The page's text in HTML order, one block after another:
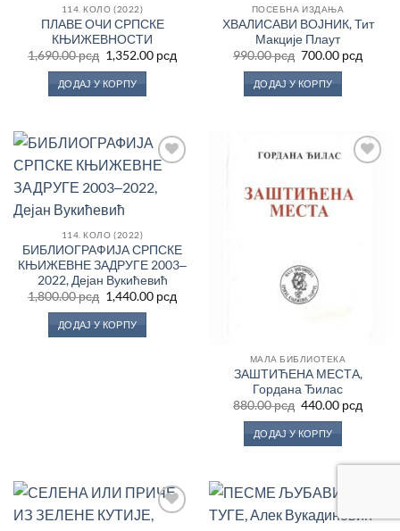
Листу
жеља
114. КОЛО (2022)
ПЛАВЕ ОЧИ СРПСКЕ
КЊИЖЕВНОСТИ
1,690.00рсд Оригинална
цена
је
била:
1,690.00 рсд.
1,352.00 рсд
цена
ДОДАЈ У КОРПУ
Листу
жеља
ПОСЕБНА ИЗДАЊА
ХВАЛИСАВИ ВОЈНИК, Тит
Макције Плаут
990.00рсд Оригинална
је
била:
990.00 рсд.
700.00 рсд
цена
ДОДАЈ У КОРПУ
114. КОЛО (2022)
БИБЛИОГРАФИЈА СРПСКЕ
КЊИЖЕВНЕ ЗАДРУГЕ 2003‒
2022, Дејан Вукићевић
1,800.00рсд Оригинална
цена
је
била:
1,800.00 рсд.
1,440.00 рсд
цена
ДОДАЈ У КОРПУ
Листу
МАЛА БИБЛИОТЕКА
ЗАШТИЋЕНА МЕСТА,
Гордана Ђилас
880.00рсд Оригинална
је
била:
880.00 рсд.
440.00 рсд
цена
ДОДАЈ У КОРПУ
Додај